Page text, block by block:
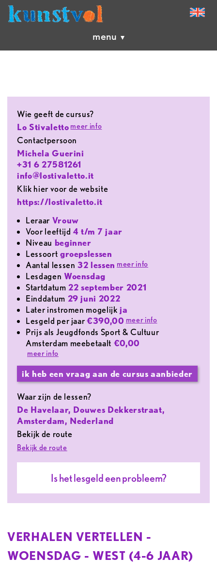
menu
VERHALEN VERTELLEN -
WOENSDAG - WEST (4-6 JAAR)
Wie geeft de cursus?
Lo Stivaletto meer info
contactpersoon
Michela Guerini
+31 6 27581261
info@lostivaletto.it
Klik hier voor de website
https://lostivaletto.it
leraar Vrouw
voor leeftijd 4 t/m 7 jaar
Niveau beginner
lessoort groepslessen
aantal lessen 32 lessen meer info
lesdagen Woensdag
Startdatum 22 september 2021
Einddatum 29 juni 2022
later instromen mogelijk ja
lesgeld per jaar€390,00 meer info
Prijs als Jeugdfonds Sport & Cultuur
Amsterdam meebetaalt €0,00
meer info
ik heb een vraag aan de cursus aanbieder
Waar zijn de lessen?
De Havelaar, Douwes Dekkerstraat,
Amsterdam, Nederland
Bekijk de route
Bekijk de route
Is het lesgeld een probleem?